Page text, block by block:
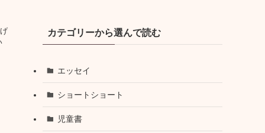
カテゴリーから選んで読む
エッセイ
ショートショート
児童書